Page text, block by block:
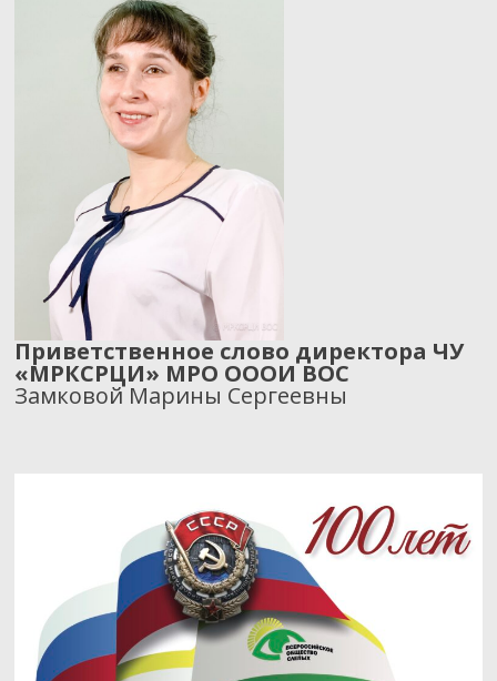
Приветственное слово директора ЧУ
«МРКСРЦИ» МРО ОООИ ВОС
Замковой Марины Сергеевны